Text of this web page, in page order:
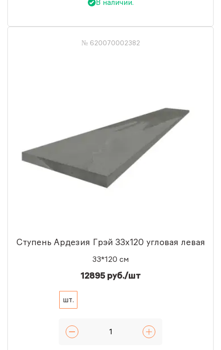
В наличии.
№ 620070002382
Ступень Ардезия Грэй 33x120 угловая левая
33*120 см
12895 руб./шт
шт.